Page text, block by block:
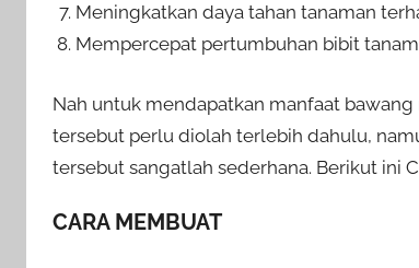
Meningkatkan daya tahan tanaman
Mempercepat pertumbuhan bibit
Nah untuk mendapatkan manfaat
tersebut perlu diolah terlebih dahulu,
tersebut sangatlah sederhana. Berikut ini
CARA MEMBUAT